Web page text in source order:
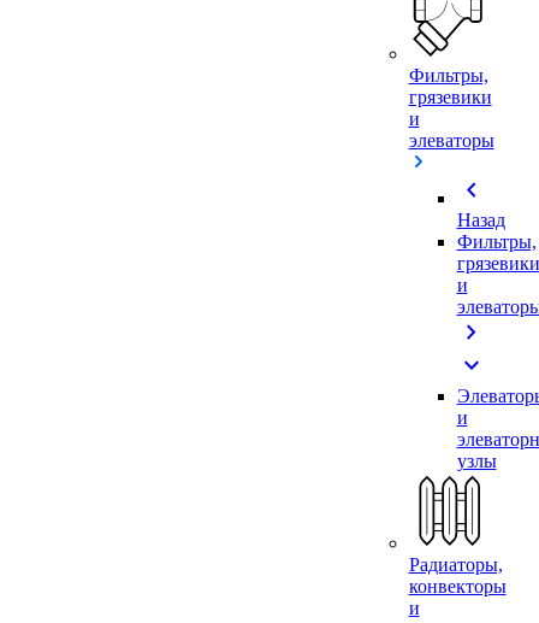
Фильтры,
грязевики
и
элеваторы
chevron_left
Назад
Фильтры,
грязевики
и
chevron_right
expand_more
и
узлы
Радиаторы,
конвекторы
и